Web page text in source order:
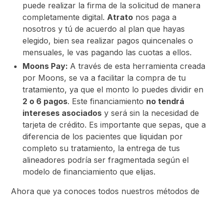
puede realizar la firma de la solicitud de manera
completamente digital.Atrato nos paga a
nosotros y tú de acuerdo al plan que hayas
elegido, bien sea realizar pagos quincenales o
mensuales, le vas pagando las cuotas a ellos.
Moons Pay: A través de esta herramienta creada
por Moons, se va a facilitar la compra de tu
tratamiento, ya que el monto lo puedes dividir en
2 o 6 pagos. Este financiamiento no tendrá
intereses asociados y será sin la necesidad de
tarjeta de crédito. Es importante que sepas, que a
diferencia de los pacientes que liquidan por
completo su tratamiento, la entrega de tus
alineadores podría ser fragmentada según el
modelo de financiamiento que elijas.
Ahora que ya conoces todos nuestros métodos de